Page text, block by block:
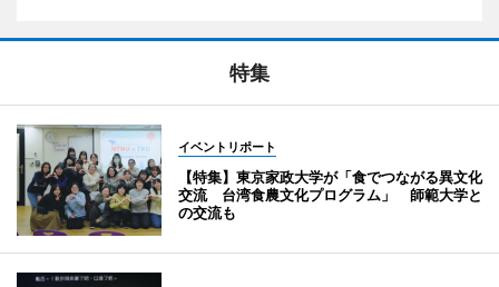
特集
イベントリポート
【特集】東京家政大学が「食でつながる異文化
交流 台湾食農文化プログラム」 師範大学と
の交流も